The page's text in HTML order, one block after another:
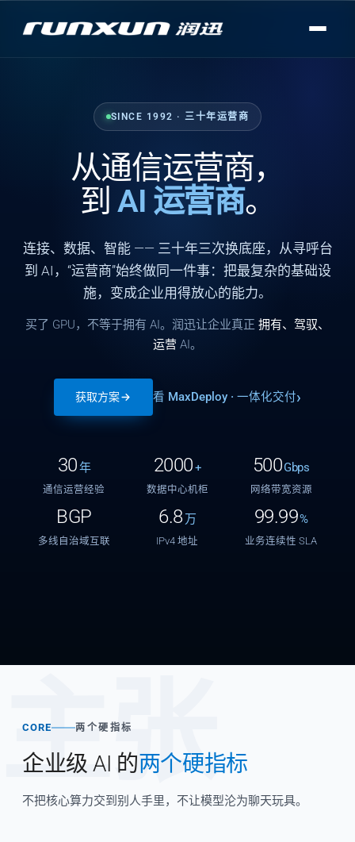
SINCE 1992 · 三十年运营商
从通信运营商，
到 AI 运营商。
连接、 数据、 智能—— 三十年三次换底座，从寻呼台
到 AI，“运营商”始终做同一件事：把最复杂的基础设
施，变成企业用得放心的能力。
买了 GPU，不等于拥有 AI。润迅让企业真正 拥有、驾驭、
运营 AI。
获取方案 看 MaxDeploy · 一体化交付
30年
通信运营经验
2000+
数据中心机柜
500Gbps
网络带宽资源
BGP
多线自治域互联
6.8 万
IPv4 地址
99.99%
业务连续性 SLA
主张
CORE 两个硬指标
企业级 AI 的两个硬指标
不把核心算力交到别人手里，不让模型沦为聊天玩具。